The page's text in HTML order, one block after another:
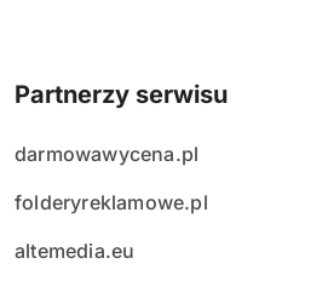
Partnerzy serwisu
darmowawycena.pl
folderyreklamowe.pl
altemedia.eu